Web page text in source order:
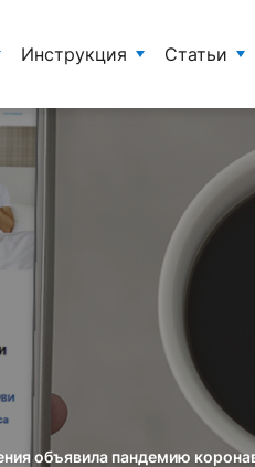
Инструкция Статьи
объявила пандемию